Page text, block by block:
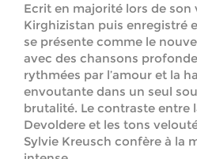
Ecrit en majorité lors de son
Kirghizistan puis enregistré
se présente comme le
avec des chansons
rythmées par l’amour et la
envoutante dans un seul
brutalité. Le contraste entre
Devoldere et les tons
Sylvie Kreusch confère à la